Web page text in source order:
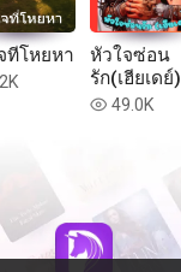
ที่โหยหา
หัวใจซ่อน
รัก(เฮียเดย์)
read 49.0K